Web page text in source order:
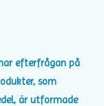
efterfrågan på
som
är utformade